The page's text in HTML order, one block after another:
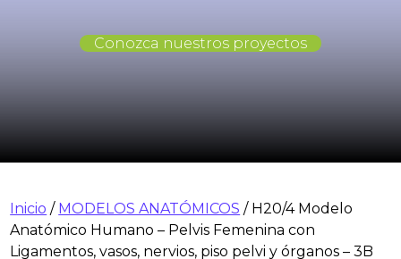
Conozca nuestros proyectos
Inicio / MODELOS ANATÓMICOS / H20/4 Modelo
Anatómico Humano – Pelvis Femenina con
Ligamentos, vasos, nervios, piso pelvi y órganos – 3B